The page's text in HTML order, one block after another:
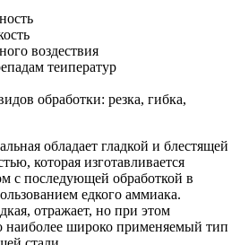
воздествия
теиператур
обработки: резка, гибка,
обладает гладкой и блестящей
которая изготавливается
с последующей обработкой в
едкого аммиака.
отражает, но при этом
наиболее широко применяемый тип